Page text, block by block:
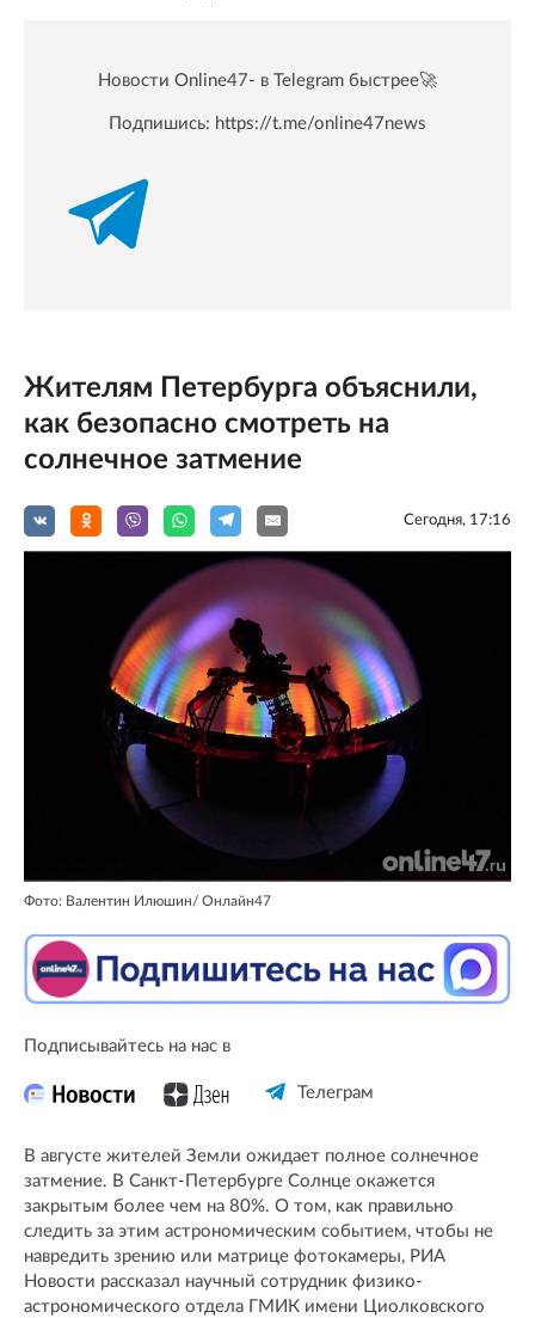
Новости Online47- в Telegram быстрее🚀
Подпишись: https://t.me/online47news
Жителям Петербурга объяснили,
как безопасно смотреть на
солнечное затмение
Сегодня, 17:16
Фото: Валентин Илюшин/ Oнлайн47
Подписывайтесь на нас в
Телеграм
В августе жителей Земли ожидает полное солнечное
затмение. В Санкт-Петербурге Солнце окажется
закрытым более чем на 80%. О том, как правильно
следить за этим астрономическим событием, чтобы не
навредить зрению или матрице фотокамеры, РИА
Новости рассказал научный сотрудник физико-
астрономического отдела ГМИК имени Циолковского